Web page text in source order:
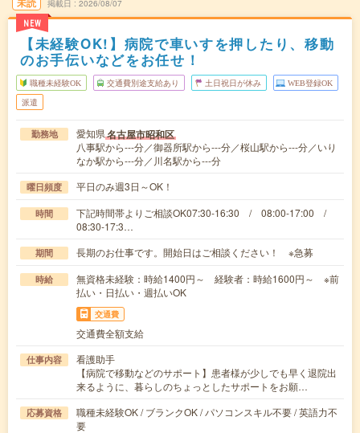
NEW
掲載日 2026/08/07
【未経験OK!】病院で車いすを押したり、移動
のお手伝いなどをお任せ！
職種未経験OK 交通費別途支給あり 土日祝日が休み WEB登録OK
派遣
勤務地 愛知県名古屋市昭和区
八事駅から---分／御器所駅から---分／桜山駅から---分／いり
なか駅から---分／川名駅から---分
曜日頻度 平日のみ週3日～OK！
時間
下記時間帯よりご相談OK07:30-16:30 / 08:00-17:00 /
08:30-17:3…
期間 長期のお仕事です。開始日はご相談ください！ ※急募
時給
無資格未経験：時給1400円～ 経験者：時給1600円～ ※前
払い・日払い・週払いOK
交通費
交通費全額支給
仕事内容
看護助手
【病院で移動などのサポート】患者様が少しでも早く退院出
来るように、暮らしのちょっとしたサポートをお願…
応募資格
職種未経験OK / ブランクOK / パソコンスキル不要 / 英語力不
要